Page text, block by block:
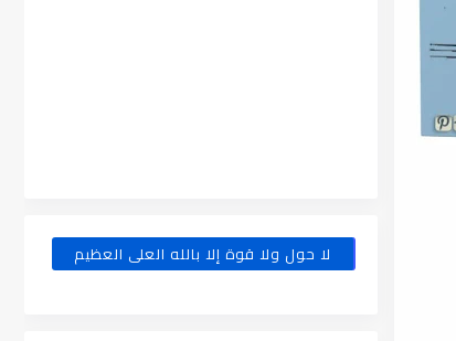
لا حول ولا قوة إلا بالله العلى العظيم